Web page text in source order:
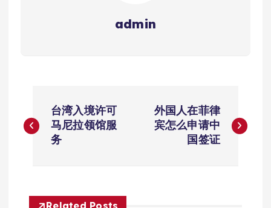
admin
章
航
台湾入境许可
马尼拉领馆服
务
外国人在菲律
宾怎么申请中
国签证